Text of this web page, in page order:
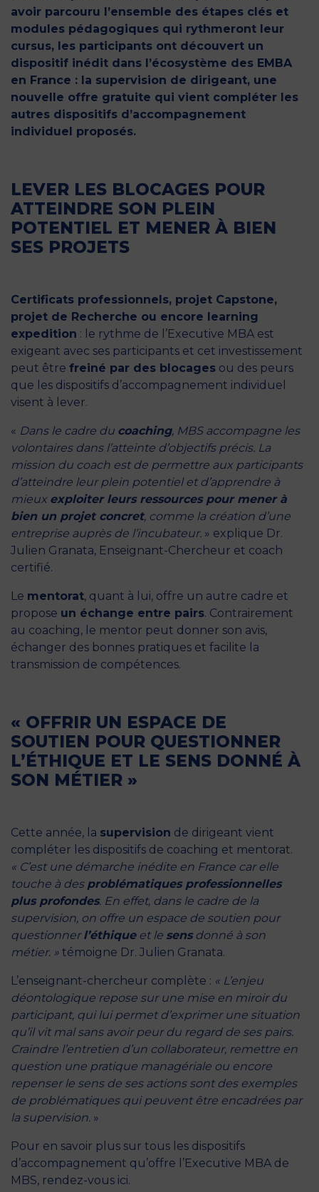
avoir parcouru l’ensemble des étapes clés et
modules pédagogiques qui rythmeront leur
cursus, les participants ont découvert un
dispositif inédit dans l’écosystème des EMBA
en France : la supervision de dirigeant, une
nouvelle offre gratuite qui vient compléter les
autres dispositifs d’accompagnement
individuel proposés.
LEVER LES BLOCAGES POUR
ATTEINDRE SON PLEIN
POTENTIEL ET MENER À BIEN
SES PROJETS
Certificats professionnels, projet Capstone,
projet de Recherche ou encore learning
expedition : le rythme de l’Executive MBA est
exigeant avec ses participants et cet investissement
peut être freiné par des blocages ou des peurs
que les dispositifs d’accompagnement individuel
visent à lever.
« Dans le cadre du coaching, MBS accompagne les
volontaires dans l’atteinte d’objectifs précis. La
mission du coach est de permettre aux participants
d’atteindre leur plein potentiel et d’apprendre à
mieux exploiter leurs ressources pour mener à
bien un projet concret, comme la création d’une
entreprise auprès de l’incubateur. » explique Dr.
Julien Granata, Enseignant-Chercheur et coach
certifié.
Le mentorat, quant à lui, offre un autre cadre et
propose un échange entre pairs. Contrairement
au coaching, le mentor peut donner son avis,
échanger des bonnes pratiques et facilite la
transmission de compétences.
« OFFRIR UN ESPACE DE
SOUTIEN POUR QUESTIONNER
L’ÉTHIQUE ET LE SENS DONNÉ À
SON MÉTIER »
Cette année, la supervision de dirigeant vient
compléter les dispositifs de coaching et mentorat.
« C’est une démarche inédite en France car elle
touche à des problématiques professionnelles
plus profondes. En effet, dans le cadre de la
supervision, on offre un espace de soutien pour
questionnerl’éthiqueet le sensdonné à son
métier. » témoigne Dr. Julien Granata.
L’enseignant-chercheur complète : « L’enjeu
déontologique repose sur une mise en miroir du
participant, qui lui permet d’exprimer une situation
qu’il vit mal sans avoir peur du regard de ses pairs.
Craindre l’entretien d’un collaborateur, remettre en
question une pratique managériale ou encore
repenser le sens de ses actions sont des exemples
de problématiques qui peuvent être encadrées par
la supervision. »
Pour en savoir plus sur tous les dispositifs
d’accompagnement qu’offre l’Executive MBA de
MBS, rendez-vous ici.